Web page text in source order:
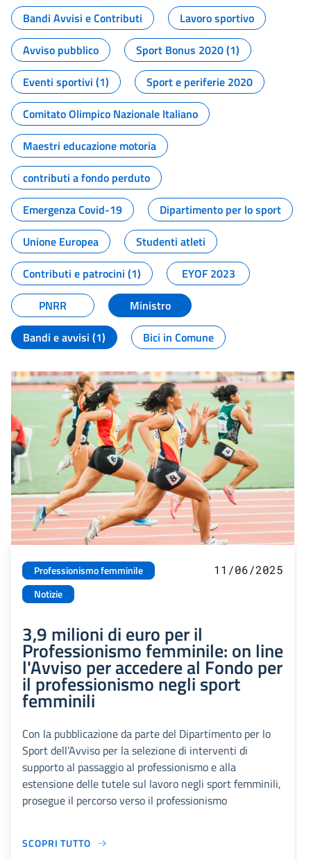
Bandi Avvisi e Contributi
Lavoro sportivo
Avviso pubblico
Sport Bonus 2020 (1)
Eventi sportivi (1)
Sport e periferie 2020
Comitato Olimpico Nazionale Italiano
Maestri educazione motoria
contributi a fondo perduto
Emergenza Covid-19
Dipartimento per lo sport
Unione Europea
Studenti atleti
Contributi e patrocini (1)
EYOF 2023
PNRR
Ministro
Bandi e avvisi (1)
Bici in Comune
Professionismo femminile
Notizie
11/06/2025
3,9 milioni di euro per il
Professionismo femminile: on line
l'Avviso per accedere al Fondo per
il professionismo negli sport
femminili
Con la pubblicazione da parte del Dipartimento per lo
Sport dell’Avviso per la selezione di interventi di
supporto al passaggio al professionismo e alla
estensione delle tutele sul lavoro negli sport femminili,
prosegue il percorso verso il professionismo
SCOPRI TUTTO